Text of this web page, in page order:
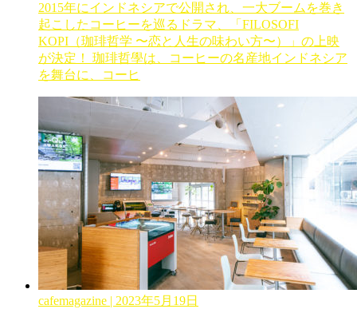
2015年にインドネシアで公開され、一大ブームを巻き
起こしたコーヒーを巡るドラマ、「FILOSOFI
KOPI（珈琲哲学 〜恋と人生の味わい方〜）」の上映
が決定！ 珈琲哲學は、コーヒーの名産地インドネシア
を舞台に、コーヒ
cafemagazine | 2023年5月19日